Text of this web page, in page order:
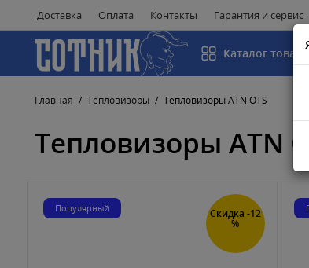
Доставка Оплата Контакты Гарантия и сервис
Каталог
Главная Тепловизоры Тепловизоры ATN OTS
Тепловизоры ATN
Скидка -12
%
Популярный